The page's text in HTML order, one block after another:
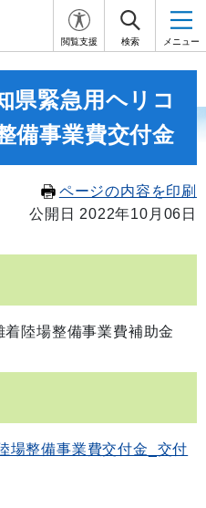
閲覧支援 検索 メニュー
緊急用ヘリコ
備事業費交付金
ページの内容を印刷
公開日 2022年10月06日
陸場整備事業費補助金
場整備事業費交付金_交付